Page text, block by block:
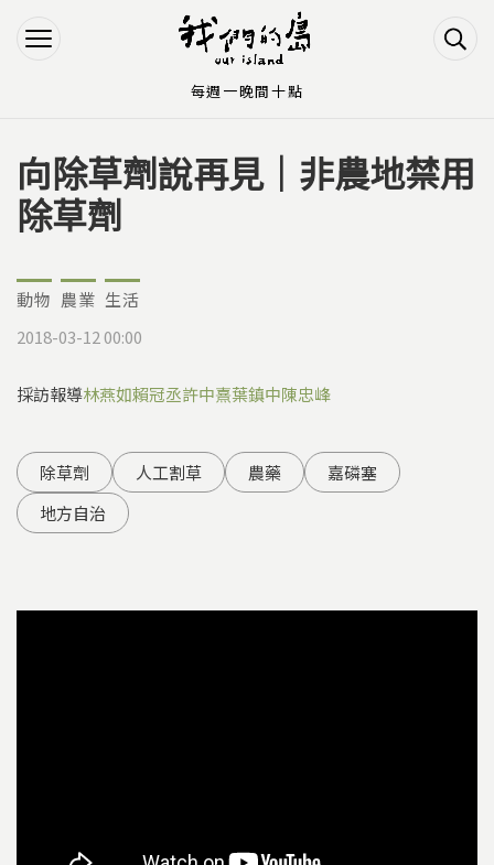
Jump to Navigation
Jump to Main content
您在這裡
向除草劑說再見｜非農地禁用
除草劑
動物 農業 生活
2018-03-12 00:00
採訪報導林燕如賴冠丞許中熹葉鎮中陳忠峰
除草劑 人工割草 農藥
嘉磷塞
地方自治
每週一晚間十點